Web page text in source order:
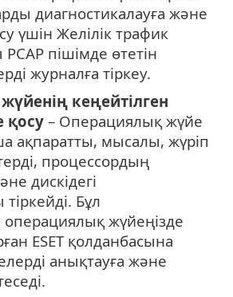
диагностикалауға және
үшін Желілік трафик
пішімде өтетін
журналға тіркеу.
кеңейтілген
қосу – Операциялық жүйе
ақпаратты, мысалы, жүріп
процессордың
дискідегі
Бұл
операциялық жүйеңізде
ESET қолданбасына
анықтауға және